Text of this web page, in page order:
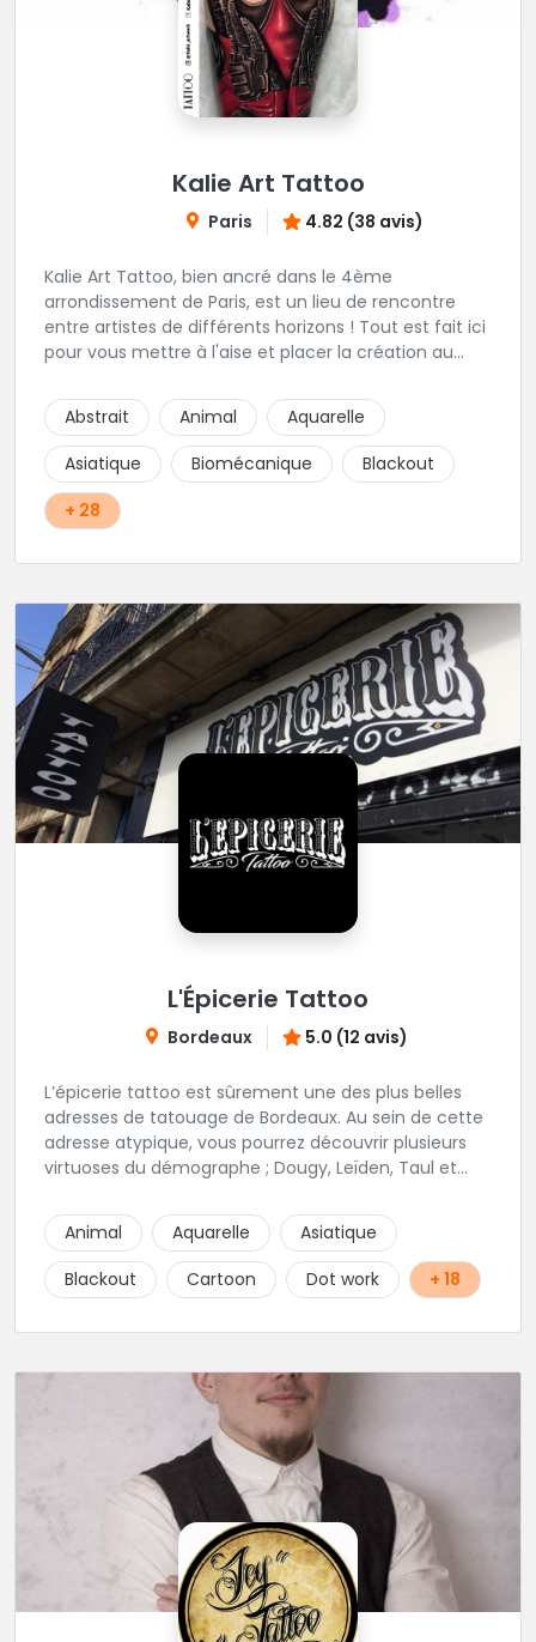
Kalie Art Tattoo
Paris 4.82 (38 avis)
Kalie Art Tattoo, bien ancré dans le 4ème
arrondissement de Paris, est un lieu de rencontre
entre artistes de différents horizons ! Tout est fait ici
pour vous mettre à l'aise et placer la création au
Abstrait
Animal
Aquarelle
Asiatique
Biomécanique
Blackout
+ 28
L'Épicerie Tattoo
Bordeaux 5.0 (12 avis)
L’épicerie tattoo est sûrement une des plus belles
adresses de tatouage de Bordeaux. Au sein de cette
adresse atypique, vous pourrez découvrir plusieurs
virtuoses du démographe ; Dougy, Leïden, Taul et
enfant et sympathique, vous pourrez demander
conseil pour votre tattoo. N'hésitez plus une seconde
pour rencontrer cette belle équipe !
Animal Aquarelle
Asiatique
Blackout
Cartoon Dot work + 18